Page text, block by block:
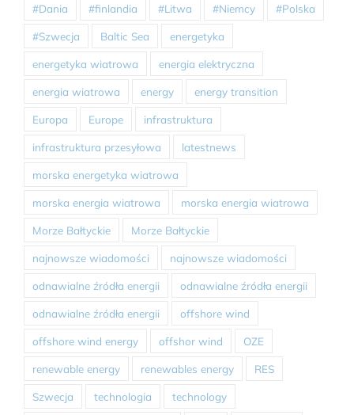
#Dania #finlandia #Litwa #Niemcy #Polska
#Szwecja Baltic Sea energetyka
energetyka wiatrowa energia elektryczna
energia wiatrowa energy energy transition
Europa Europe infrastruktura
infrastruktura przesyłowa latestnews
morska energetyka wiatrowa
morska energia wiatrowa morska energia wiatrowa
Morze Bałtyckie Morze Bałtyckie
najnowsze wiadomości najnowsze wiadomości
odnawialne źródła energii odnawialne źródła energii
odnawialne źródła energii offshore wind
offshore wind energy offshor wind OZE
renewable energy renewables energy RES
Szwecja technologia technology